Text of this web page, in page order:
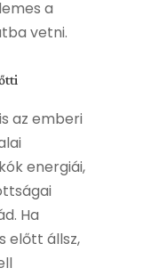
a
vetni.
az emberi
energiái,
Ha
előtt állsz,